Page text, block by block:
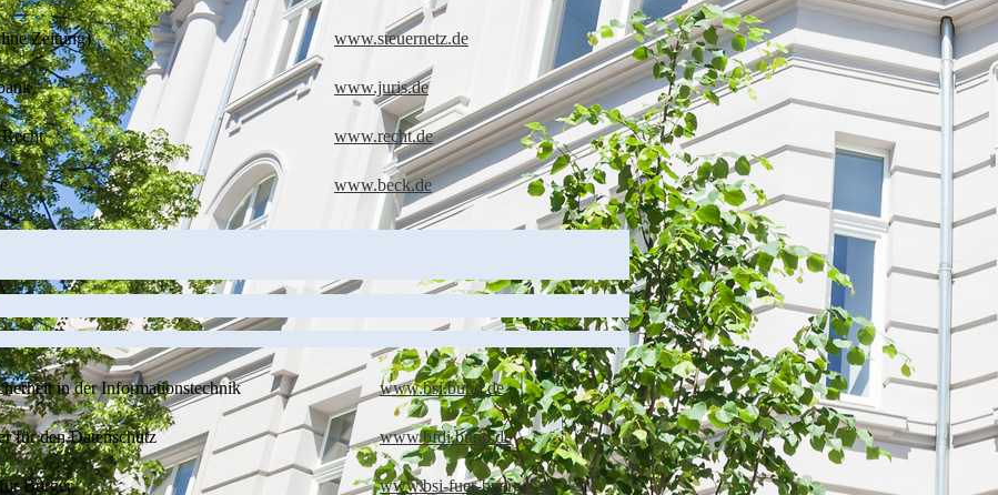
Zeitung) www.steuernetz.de
www.juris.de
www.recht.de
www.beck.de
in der Informationstechnik www.bsi.bund.de
für den Datenschutz www.bfdi.bund.de
Bürger www.bsi-fuer-buerger.de